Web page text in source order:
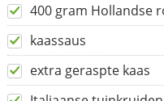
400 gram Hollandse
kaassaus
extra geraspte kaas